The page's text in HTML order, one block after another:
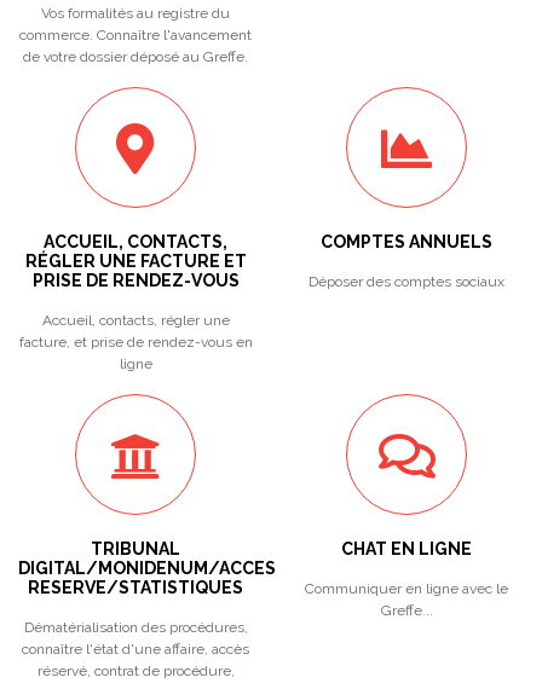
Vos formalités au registre du
commerce. Connaître l'avancement
de votre dossier déposé au Greffe.
ACCUEIL, CONTACTS,
RÉGLER UNE FACTURE ET
PRISE DE RENDEZ-VOUS
Accueil, contacts, régler une
facture, et prise de rendez-vous en
ligne
COMPTES ANNUELS
Déposer des comptes sociaux
TRIBUNAL
DIGITAL/MONIDENUM/ACCES
RESERVE/STATISTIQUES
Dématérialisation des procédures,
connaître l'état d'une affaire, accès
réservé, contrat de procédure,
CHAT EN LIGNE
Communiquer en ligne avec le
Greffe...